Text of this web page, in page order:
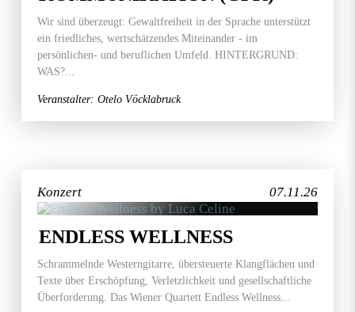
Wir sind überzeugt: Gewaltfreiheit in der Sprache unterstützt
ein friedliches, wertschätzendes Miteinander - im
persönlichen- und beruflichen Umfeld. HINTERGRUND:
WAS?...
Veranstalter: Otelo Vöcklabruck
07.11.26
Konzert
ENDLESS WELLNESS
Schrammelnde Westerngitarre, übersteuerte Klangflächen und
Texte über Erschöpfung, Verletzlichkeit und gesellschaftliche
Überforderung. Das Wiener Quartett Endless Wellness...